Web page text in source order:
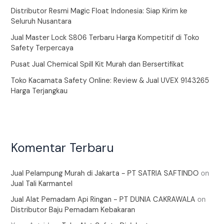
Distributor Resmi Magic Float Indonesia: Siap Kirim ke
Seluruh Nusantara
Jual Master Lock S806 Terbaru Harga Kompetitif di Toko
Safety Terpercaya
Pusat Jual Chemical Spill Kit Murah dan Bersertifikat
Toko Kacamata Safety Online: Review & Jual UVEX 9143265
Harga Terjangkau
Komentar Terbaru
Jual Pelampung Murah di Jakarta - PT SATRIA SAFTINDO on
Jual Tali Karmantel
Jual Alat Pemadam Api Ringan - PT DUNIA CAKRAWALA on
Distributor Baju Pemadam Kebakaran